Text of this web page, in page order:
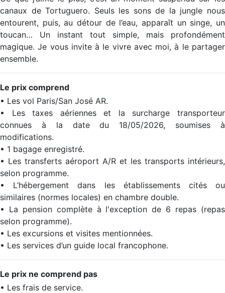
canaux de Tortuguero. Seuls les sons de la jungle nous
entourent, puis, au détour de l’eau, apparaît un singe, un
toucan… Un instant tout simple, mais profondément
magique. Je vous invite à le vivre avec moi, à le partager
ensemble.
Le prix comprend
• Les vol Paris/San José AR.
• Les taxes aériennes et la surcharge transporteur
connues à la date du 18/05/2026, soumises à
modifications.
• 1 bagage enregistré.
• Les transferts aéroport A/R et les transports intérieurs,
selon programme.
• L’hébergement dans les établissements cités ou
similaires (normes locales) en chambre double.
• La pension complète à l'exception de 6 repas (repas
selon programme).
• Les excursions et visites mentionnées.
• Les services d’un guide local francophone.
Le prix ne comprend pas
• Les frais de service.